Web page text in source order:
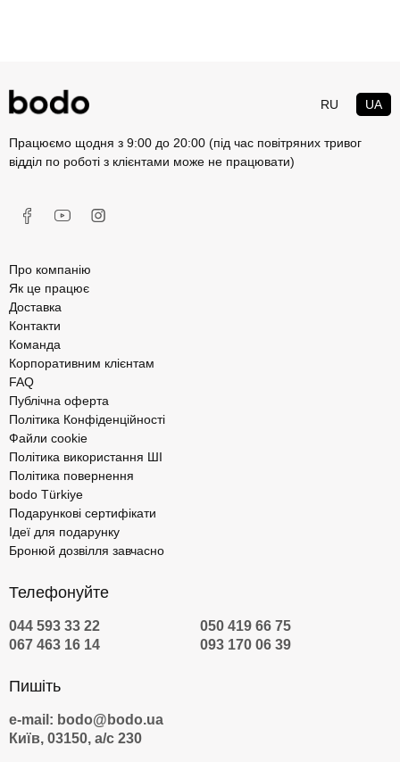
RU UA
Працюємо щодня з 9:00 до 20:00 (під час повітряних тривог
відділ по роботі з клієнтами може не працювати)
Про компанію
Як це працює
Доставка
Контакти
Команда
Корпоративним клієнтам
FAQ
Публічна оферта
Політика Конфіденційності
Файли cookie
Політика використання ШІ
Політика повернення
bodo Türkiye
Подарункові сертифікати
Ідеї для подарунку
Бронюй дозвілля завчасно
Телефонуйте
044 593 33 22
050 419 66 75
067 463 16 14
093 170 06 39
Пишіть
e-mail: bodo@bodo.ua
Київ, 03150, а/с 230